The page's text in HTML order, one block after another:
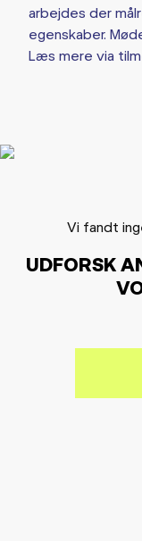
arbejdes der
egenskaber.
Læs mere via
Vi fandt
UDFORSK